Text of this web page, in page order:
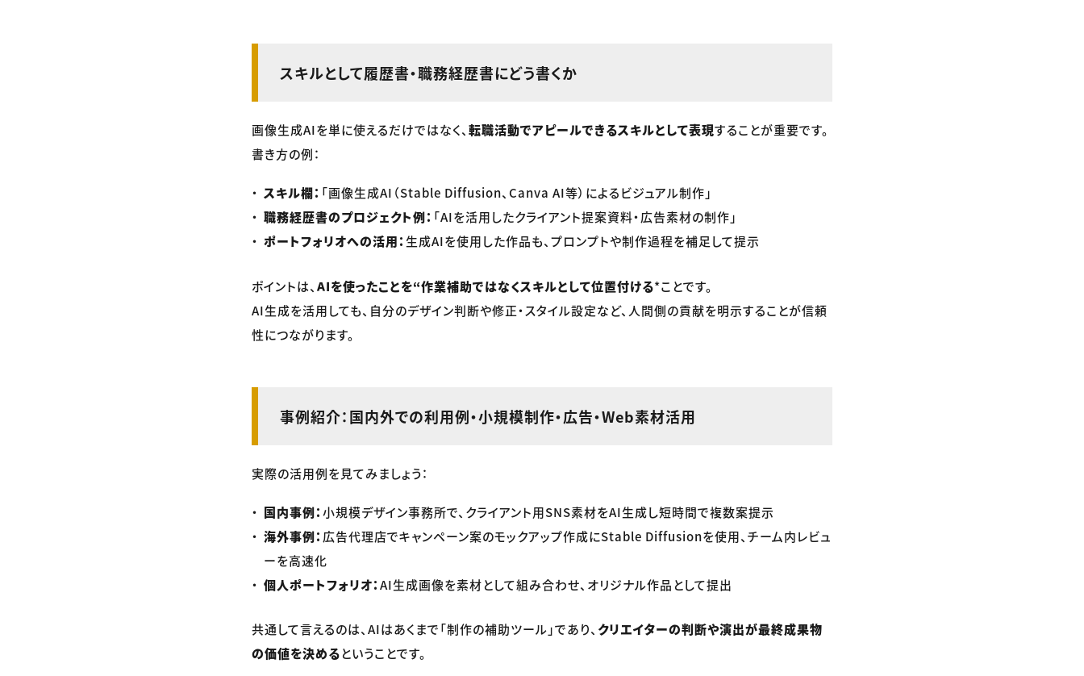
スキルとして履歴書・職務経歴書にどう書くか
画像生成AIを単に使えるだけではなく、 転職活動でアピールできるスキルとして表現することが重要です。
書き方の例：
スキル欄： 「画像生成AI（Stable Diffusion、Canva AI等）によるビジュアル制作」
職務経歴書のプロジェクト例： 「AIを活用したクライアント提案資料・広告素材の制作」
ポートフォリオへの活用： 生成AIを使用した作品も、プロンプトや制作過程を補足して提示
ポイントは、 AIを使ったことを“作業補助ではなくスキルとして位置付ける*ことです。
AI生成を活用しても、自分のデザイン判断や修正・スタイル設定など、人間側の貢献を明示することが信頼
性につながります。
事例紹介：国内外での利用例・小規模制作・広告・Web素材活用
実際の活用例を見てみましょう：
国内事例：小規模デザイン事務所で、クライアント用SNS素材をAI生成し短時間で複数案提示
海外事例： 広告代理店でキャンペーン案のモックアップ作成にStable Diffusionを使用、チーム内レビュ
ーを高速化
個人ポートフォリオ：AI生成画像を素材として組み合わせ、オリジナル作品として提出
共通して言えるのは、AIはあくまで「制作の補助ツール」であり、 クリエイターの判断や演出が最終成果物
の価値を決めるということです。